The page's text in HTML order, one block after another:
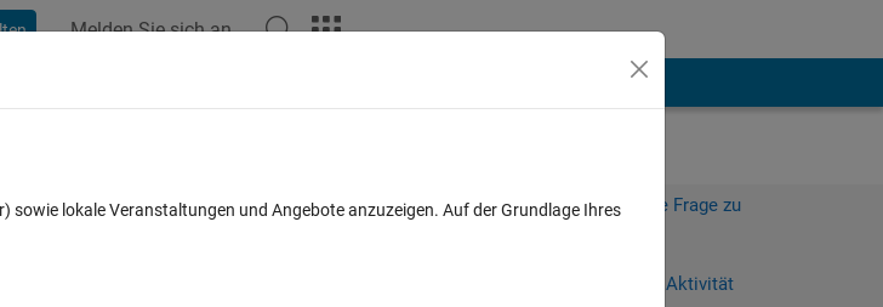
Melden Sie sich an
Melden Sie sich an, um diese Frage zu
Anmelden, um Aktivität
sowie lokale Veranstaltungen und Angebote anzuzeigen. Auf der Grundlage Ihres